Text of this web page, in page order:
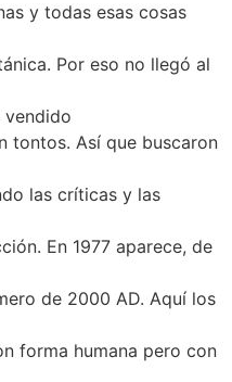
y todas esas cosas
Por eso no llegó al
vendido
tontos. Así que buscaron
las críticas y las
En 1977 aparece, de
de 2000 AD. Aquí los
forma humana pero con